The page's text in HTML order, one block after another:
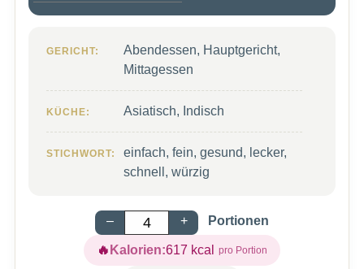
GERICHT:
Abendessen, Hauptgericht,
Mittagessen
KÜCHE: Asiatisch, Indisch
STICHWORT:
einfach, fein, gesund, lecker,
schnell, würzig
– + Portionen
Kalorien:617 kcal